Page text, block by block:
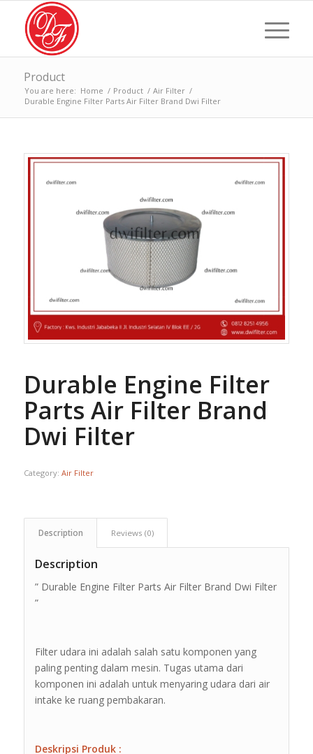
Product
You are here: Home / Product / Air Filter /
Durable Engine Filter Parts Air Filter Brand Dwi Filter
Durable Engine Filter
Parts Air Filter Brand
Dwi Filter
Category: Air Filter
Description Reviews (0)
Description
” Durable Engine Filter Parts Air Filter Brand Dwi Filter
”
Filter udara ini adalah salah satu komponen yang
paling penting dalam mesin. Tugas utama dari
komponen ini adalah untuk menyaring udara dari air
intake ke ruang pembakaran.
Deskripsi Produk :